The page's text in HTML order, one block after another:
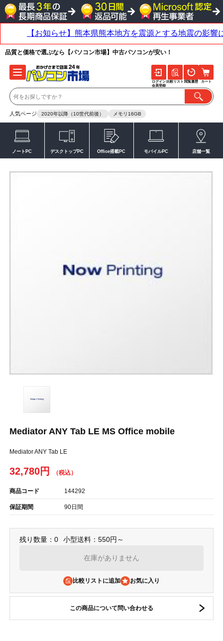
品質と価格で選ぶなら【パソコン市場】中古パソコンが安い！
人気ページ 2020年以降（10世代前後） メモリ16GB
ログイン
会員登録
比較リスト 閲覧履歴 カート
ノートPC デスクトップPC Office搭載PC モバイルPC 店舗一覧
Mediator ANY Tab LE MS Office mobile
Mediator ANY Tab LE
32,780円
商品コード 144292
保証期間 90日間
残り数量：0 小型送料：550円～
在庫がありません
比較リストに追加
この商品について問い合わせる